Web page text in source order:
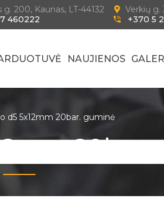
g. 200, Kaunas, LT-44132
460222
Verkių g.
+370 5
NAUJIENOS
d5 5x12mm 20bar. guminė